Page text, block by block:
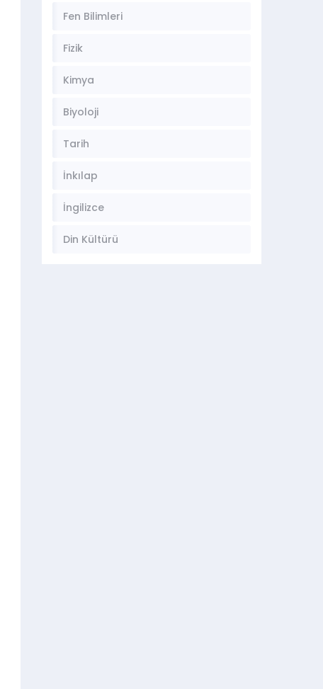
Fen Bilimleri
Fizik
Kimya
Biyoloji
Tarih
İnkılap
İngilizce
Din Kültürü